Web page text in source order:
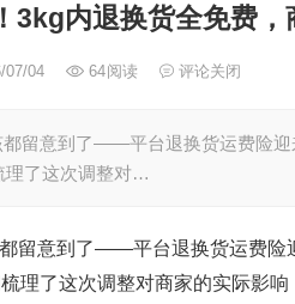
3kg内退换货全免费，
07/04 64阅读 评论关闭
留意到了——平台退换货运费险
理了这次调整对…
留意到了——平台退换货运费险
梳理了这次调整对商家的实际影